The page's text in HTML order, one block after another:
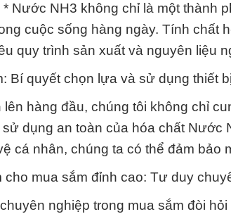
Nước NH3 không chỉ là một thành
cuộc sống hàng ngày. Tính chất
quy trình sản xuất và nguyên liệu
Bí quyết chọn lựa và sử dụng thiết
lên hàng đầu, chúng tôi không chỉ
dụng an toàn của hóa chất
cá nhân, chúng ta có thể đảm bảo
mua sắm đỉnh cao: Tư duy
nghiệp trong mua sắm đòi